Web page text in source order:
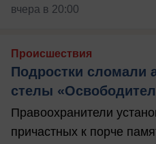
вчера в 20:00
Происшествия
Подростки сломали
стелы
Правоохранители
причастных к порче